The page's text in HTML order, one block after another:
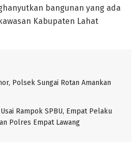
bangunan yang ada
Kabupaten Lahat
Polsek Sungai Rotan Amankan
Rampok SPBU, Empat Pelaku
Polres Empat Lawang